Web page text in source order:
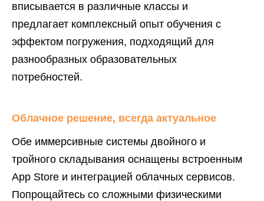
вписывается в различные классы и
предлагает комплексный опыт обучения с
эффектом погружения, подходящий для
разнообразных образовательных
потребностей.
Облачное решение, всегда актуальное
Обе иммерсивные системы двойного и
тройного складывания оснащены встроенным
App Store и интеграцией облачных сервисов.
Попрощайтесь со сложными физическими